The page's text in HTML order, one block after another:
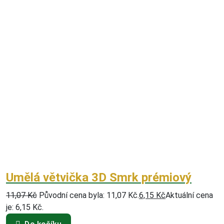
Umělá větvička 3D Smrk prémiový
11,07Kč Původní cena byla: 11,07 Kč.6,15 KčAktuální cena
je: 6,15 Kč.